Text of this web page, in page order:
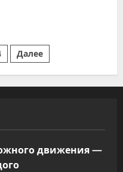
Далее
движения —